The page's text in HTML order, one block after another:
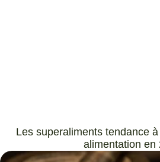
Les superaliments tendance
alimentation en